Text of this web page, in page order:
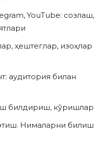
YouTube: созлаш,
ҳештеглар, изоҳлар
аудитория билан
билдириш, кўришлар
Нималарни билиш